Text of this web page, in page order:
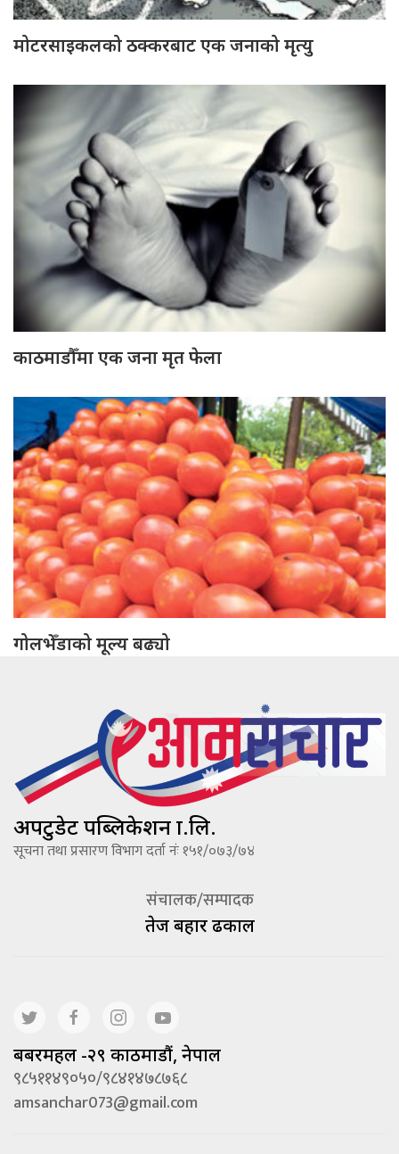
मोटरसाइकलको ठक्करबाट एक जनाको मृत्यु
काठमाडौँमा एक जना मृत फेला
गोलभेँडाको मूल्य बढ्यो
अपटुडेट पब्लिकेशन प्रा.लि.
सूचना तथा प्रसारण विभाग दर्ता नंः १५१/०७३/७४
संचालक/सम्पादक
तेज बहादूर ढकाल
बबरमहल -२९ काठमाडौं, नेपाल
९८५११४९०५०/९८४१४७८७६८
amsanchar073@gmail.com